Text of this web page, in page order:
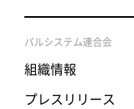
パルシステム連合会
組織情報
プレスリリース